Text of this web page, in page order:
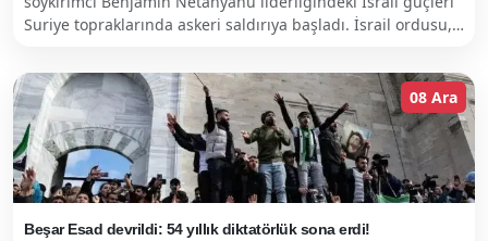
Suriye topraklarında askeri saldırıya başladı. İsrail ordusu,…
08 Ara
Beşar Esad devrildi: 54 yıllık diktatörlük sona erdi!